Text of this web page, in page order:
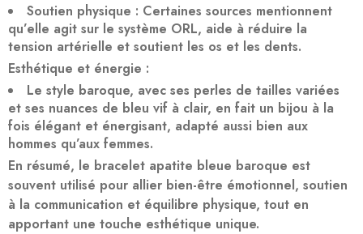
Soutien physique : Certaines sources mentionnent
qu’elle agit sur le système ORL, aide à réduire la
tension artérielle et soutient les os et les dents.
Esthétique et énergie :
Le style baroque, avec ses perles de tailles variées
et ses nuances de bleu vif à clair, en fait un bijou à la
fois élégant et énergisant, adapté aussi bien aux
hommes qu’aux femmes.
En résumé, le bracelet apatite bleue baroque est
souvent utilisé pour allier bien-être émotionnel, soutien
à la communication et équilibre physique, tout en
apportant une touche esthétique unique.